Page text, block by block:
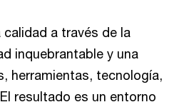
a través de la
inquebrantable y una
herramientas, tecnología,
resultado es un entorno